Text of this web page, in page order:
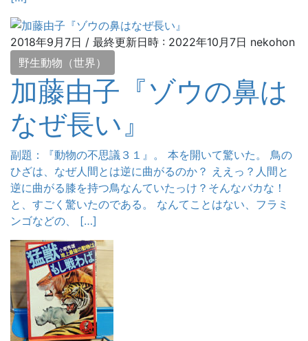
2018年9月7日 / 最終更新日時 : 2022年10月7日 nekohon
野生動物（世界）
加藤由子『ゾウの鼻は
なぜ長い』
副題：『動物の不思議３１』。 本を開いて驚いた。 鳥の
ひざは、なぜ人間とは逆に曲がるのか？ ええっ？人間と
逆に曲がる膝を持つ鳥なんていたっけ？そんなバカな！
と、すごく驚いたのである。 なんてことはない、フラミ
ンゴなどの、 […]